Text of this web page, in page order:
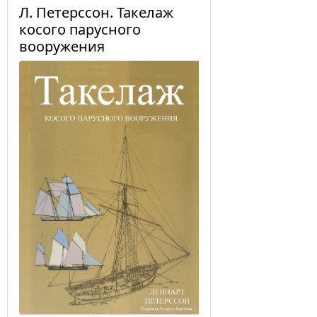
Л. Петерссон. Такелаж
косого парусного
вооружения